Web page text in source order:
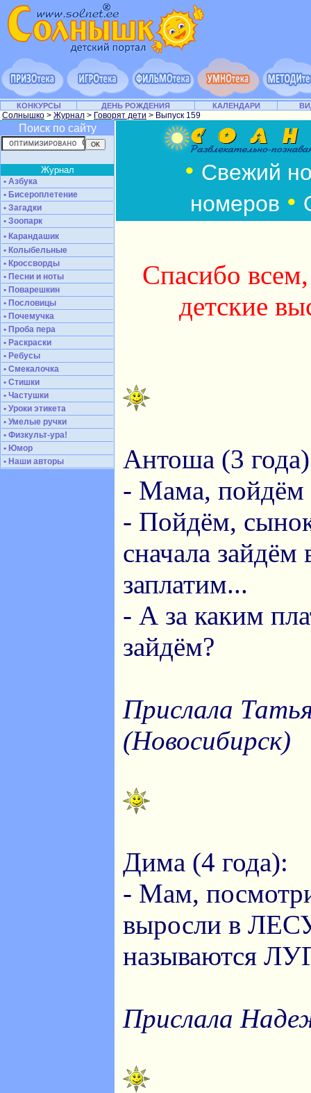
КОНКУРСЫ ДЕНЬ РОЖДЕНИЯ КАЛЕНДАРИ
Солнышко > Журнал > Говорят дети > Выпуск 159
Поиск по сайту
Журнал
• Азбука
• Бисероплетение
• Загадки
• Зоопарк
• Карандашик
• Колыбельные
• Кроссворды
• Песни и ноты
• Поварешкин
• Пословицы
• Почемучка
• Проба пера
• Раскраски
• Ребусы
• Смекалочка
• Стишки
• Частушки
• Уроки этикета
• Умелые ручки
• Физкульт-ура!
• Юмор
• Наши авторы
• Свежий
номеров •
Спасибо
детские
Антоша (3
- Мама, пойдём
- Пойдём,
сначала зайдём
заплатим...
- А за каким
зайдём?
Прислала
(Новосибирск)
Дима (4 года):
- Мам,
выросли в
называются
Прислала